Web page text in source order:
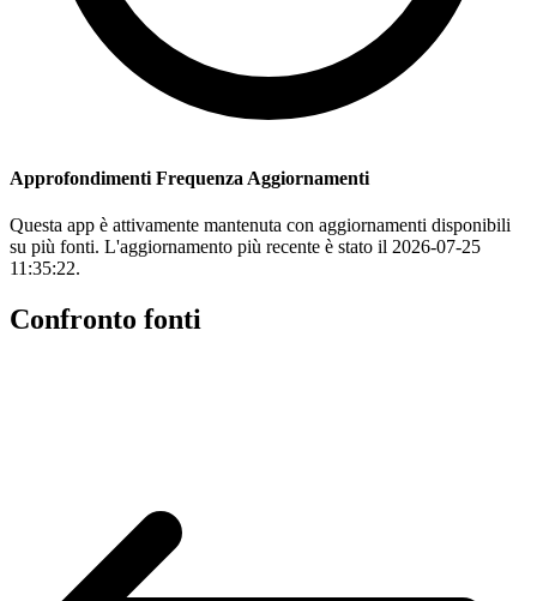
Approfondimenti Frequenza Aggiornamenti
Questa app è attivamente mantenuta con aggiornamenti disponibili
su più fonti. L'aggiornamento più recente è stato il 2026-07-25
11:35:22.
Confronto fonti